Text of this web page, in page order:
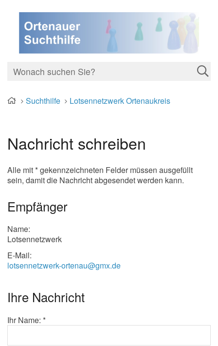
Suchthilfe Lotsennetzwerk Ortenaukreis
Nachricht schreiben
Alle mit * gekennzeichneten Felder müssen ausgefüllt
sein, damit die Nachricht abgesendet werden kann.
Empfänger
Name:
Lotsennetzwerk
E-Mail:
lotsennetzwerk-ortenau@gmx.de
Ihre Nachricht
Ihr Name: *